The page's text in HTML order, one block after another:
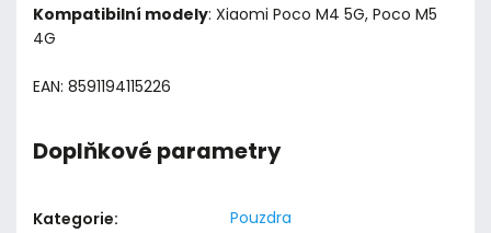
Kompatibilní modely: Xiaomi Poco M4 5G, Poco M5
4G
EAN: 8591194115226
Doplňkové parametry
Kategorie:
Pouzdra